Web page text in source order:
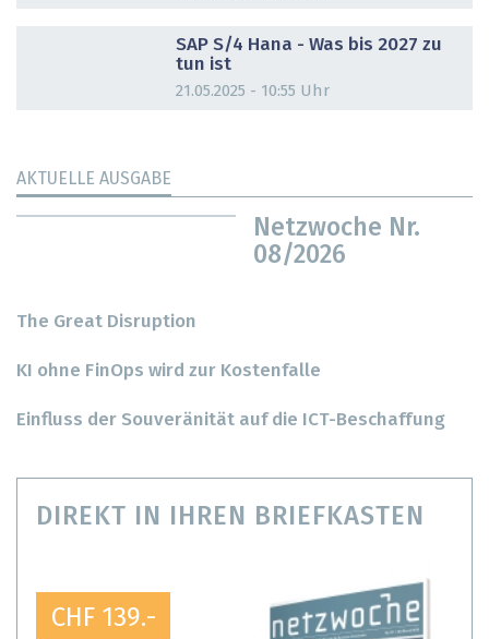
SAP S/4 Hana - Was bis 2027 zu
tun ist
21.05.2025 - 10:55 Uhr
AKTUELLE AUSGABE
Netzwoche Nr.
08/2026
The Great Disruption
KI ohne FinOps wird zur Kostenfalle
Einfluss der Souveränität auf die ICT-Beschaffung
DIREKT IN IHREN BRIEFKASTEN
CHF 139.-